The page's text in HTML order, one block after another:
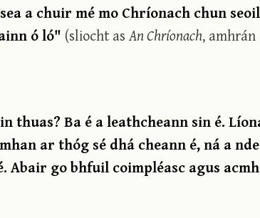
a chuir mé mo Chríonach chun
ó ló" (sliocht asAn Chríonach,
thuas? Ba é a leathcheann sin é.
ar thóg sé dhá cheann é, ná a
Abair go bhfuil coimpléasc agus